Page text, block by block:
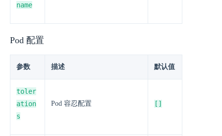
name
Pod 配置
参数 描述 默认值
toler
ation
s
Pod 容忍配置 []